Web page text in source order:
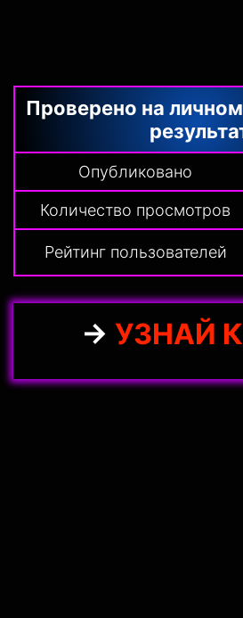
Проверено на
Опубликовано
Количество просмотров
Рейтинг пользователей
→ УЗНАЙ